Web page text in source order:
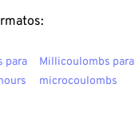
para
Millicoulombs para
microcoulombs